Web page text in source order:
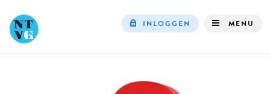
INLOGGEN MENU